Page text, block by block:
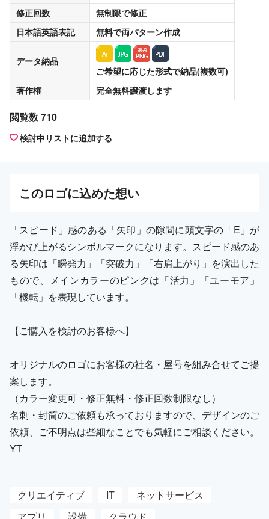
修正回数
無制限で修正
日本語英語表記
無料で両パターン作成
データ納品
ご希望に応じた形式で納品(複数可)
著作権
完全無料譲渡します
閲覧数 710
検討中リストに追加する
このロゴに込めた想い
「スピード」感のある「矢印」の隙間に頭文字の「E」が
浮かび上がるシンボルマークになります。スピード感のあ
る矢印は「瞬発力」「突破力」「右肩上がり」を演出した
もので、メインカラーのピンクは「活力」「ユーモア」
「機転」を表現しています。
【ご購入を検討のお客様へ】
オリジナルのロゴにお客様の社名・屋号を組み合せてご提
案します。
（カラー変更可・修正無料・修正回数制限なし）
名刺・封筒のご依頼も承っておりますので、デザインのご
依頼、ご不明点は些細なことでも気軽にご相談ください。
YT
クリエイティブ IT
ネットサービス
アプリ
設備 クラウド